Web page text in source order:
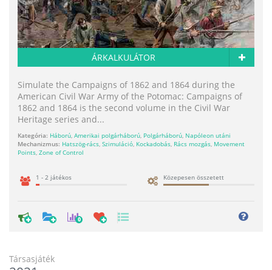
ÁRKALKULÁTOR
Simulate the Campaigns of 1862 and 1864 during the
American Civil War Army of the Potomac: Campaigns of
1862 and 1864 is the second volume in the Civil War
Heritage series and...
Kategória: Háború, Amerikai polgárháború, Polgárháború, Napóleon utáni
Mechanizmus: Hatszög-rács, Szimuláció, Kockadobás, Rács mozgás, Movement
Points, Zone of Control
1 - 2 játékos Közepesen összetett
0
Társasjáték